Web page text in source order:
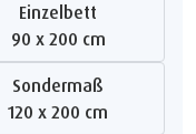
Einzelbett
90 x 200 cm
Sondermaß
120 x 200 cm